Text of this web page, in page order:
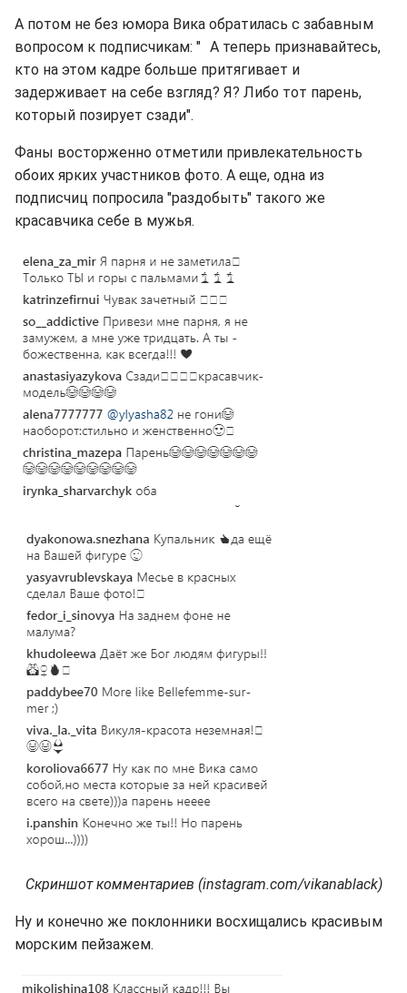
А потом не без юмора Вика обратилась с забавным
вопросом к подписчикам: " А теперь признавайтесь,
кто на этом кадре больше притягивает и
задерживает на себе взгляд? Я? Либо тот парень,
который позирует сзади".
Фаны восторженно отметили привлекательность
обоих ярких участников фото. А еще, одна из
подписчиц попросила "раздобыть" такого же
красавчика себе в мужья.
Скриншот комментариев (instagram.com/vikanablack)
Ну и конечно же поклонники восхищались красивым
морским пейзажем.